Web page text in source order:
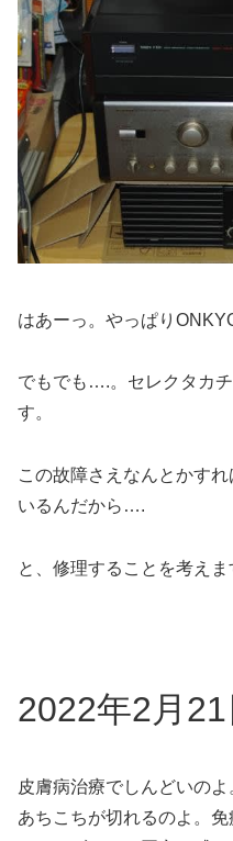
はあーっ。やっぱり
でもでも….。セレクタカ
す。
この故障さえなんとかす
いるんだから….
と、修理することを考えま
2022年2月21
皮膚病治療でしんどいの
あちこちが切れるのよ。